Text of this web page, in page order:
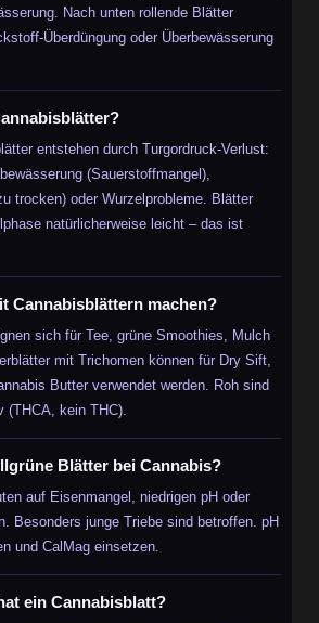
Nach unten rollende Blätter
Überdüngung oder Überbewässerung
entstehen durch Turgordruck-Verlust:
(Sauerstoffmangel),
trocken) oder Wurzelprobleme. Blätter
natürlicherweise leicht – das ist
Cannabisblättern machen?
sich für Tee, grüne Smoothies, Mulch
mit Trichomen können für Dry Sift,
Butter verwendet werden. Roh sind
kein THC).
Blätter bei Cannabis?
auf Eisenmangel, niedrigen pH oder
Besonders junge Triebe sind betroffen. pH
und CalMag einsetzen.
ein Cannabisblatt?